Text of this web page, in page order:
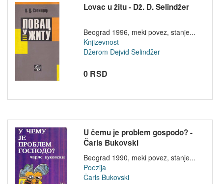
Lovac u žitu - Dž. D. Selindžer
Beograd 1996, meki povez, stanje...
Knjizevnost
Džerom Dejvid Selindžer
0 RSD
U čemu je problem gospodo? -
Čarls Bukovski
Beograd 1990, meki povez, stanje...
Poezija
Čarls Bukovski